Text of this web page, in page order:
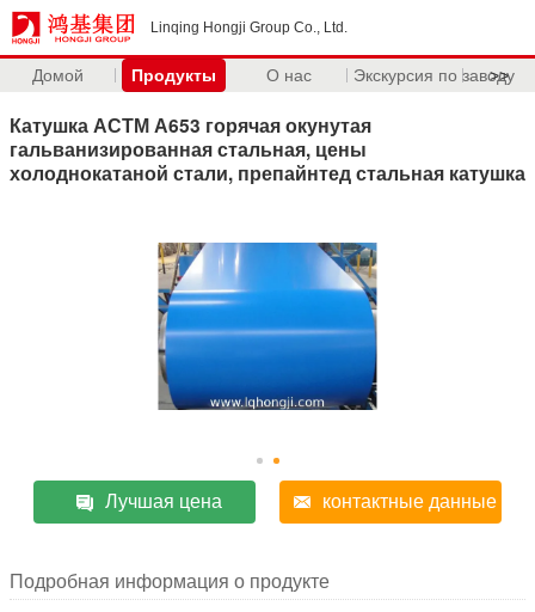
Linqing Hongji Group Co., Ltd.
Домой Продукты О нас Экскурсия по заводу
>>
Катушка АСТМ А653 горячая окунутая
гальванизированная стальная, цены
холоднокатаной стали, препайнтед стальная катушка
Лучшая цена контактные данные
Подробная информация о продукте